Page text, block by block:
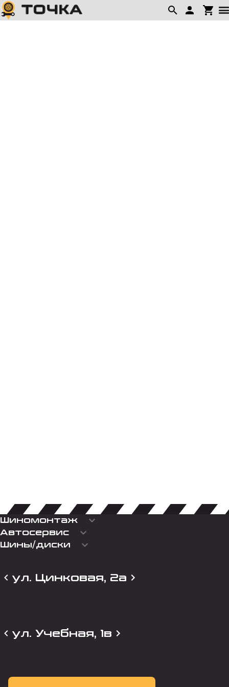
Шиномонтаж keyboard_arrow_down
Автосервис keyboard_arrow_down
Шины/диски keyboard_arrow_down
ул. Цинковая, 2а
ул. Учебная, 1в